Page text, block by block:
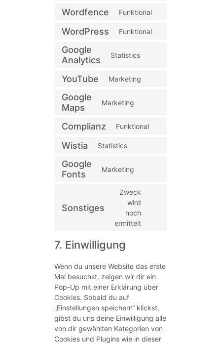
Wordfence Funktional
WordPress Funktional
Google
Analytics
Statistics
YouTube Marketing
Google
Maps
Marketing
Complianz Funktional
Wistia Statistics
Google
Fonts
Marketing
Sonstiges
Zweck
wird
noch
ermittelt
7. Einwilligung
Wenn du unsere Website das erste
Mal besuchst, zeigen wir dir ein
Pop-Up mit einer Erklärung über
Cookies. Sobald du auf
„Einstellungen speichern“ klickst,
gibst du uns deine Einwilligung alle
von dir gewählten Kategorien von
Cookies und Plugins wie in dieser